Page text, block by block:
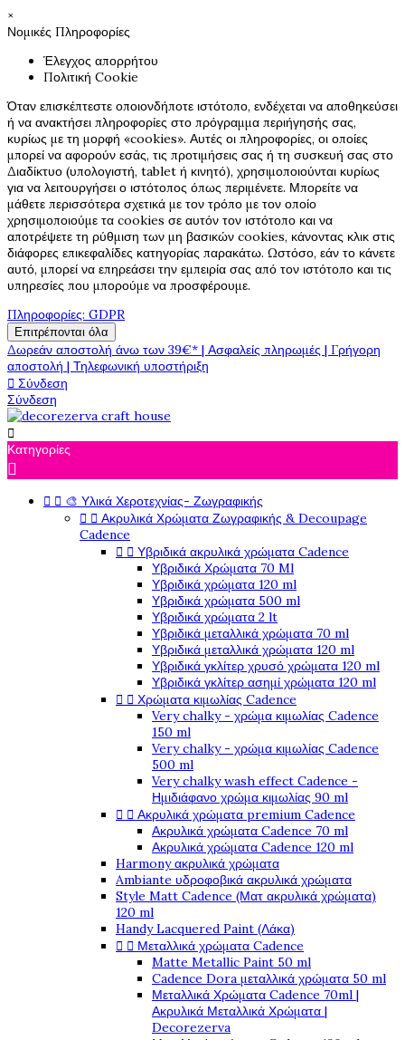
×
Νομικές Πληροφορίες
Έλεγχος απορρήτου
Πολιτική Cookie
Όταν επισκέπτεστε οποιονδήποτε ιστότοπο, ενδέχεται να αποθηκεύσει
ή να ανακτήσει πληροφορίες στο πρόγραμμα περιήγησής σας,
κυρίως με τη μορφή «cookies». Αυτές οι πληροφορίες, οι οποίες
μπορεί να αφορούν εσάς, τις προτιμήσεις σας ή τη συσκευή σας στο
Διαδίκτυο (υπολογιστή, tablet ή κινητό), χρησιμοποιούνται κυρίως
για να λειτουργήσει ο ιστότοπος όπως περιμένετε. Μπορείτε να
μάθετε περισσότερα σχετικά με τον τρόπο με τον οποίο
χρησιμοποιούμε τα cookies σε αυτόν τον ιστότοπο και να
αποτρέψετε τη ρύθμιση των μη βασικών cookies, κάνοντας κλικ στις
διάφορες επικεφαλίδες κατηγορίας παρακάτω. Ωστόσο, εάν το κάνετε
αυτό, μπορεί να επηρεάσει την εμπειρία σας από τον ιστότοπο και τις
υπηρεσίες που μπορούμε να προσφέρουμε.
Πληροφορίες: GDPR
Επιτρέπονται όλα
Δωρεάν αποστολή άνω των 39€* | Ασφαλείς πληρωμές | Γρήγορη
αποστολή | Τηλεφωνική υποστήριξη
 Σύνδεση
Σύνδεση

Κατηγορίες

  🎨 Υλικά Χεροτεχνίας- Ζωγραφικής
  Ακρυλικά Χρώματα Ζωγραφικής & Decoupage
Cadence
  Υβριδικά ακρυλικά χρώματα Cadence
Υβριδικά Χρώματα 70 Ml
Υβριδικά χρώματα 120 ml
Υβριδικά χρώματα 500 ml
Υβριδικά χρώματα 2 lt
Υβριδικά μεταλλικά χρώματα 70 ml
Υβριδικά μεταλλικά χρώματα 120 ml
Υβριδικά γκλίτερ χρυσό χρώματα 120 ml
Υβριδικά γκλίτερ ασημί χρώματα 120 ml
  Χρώματα κιμωλίας Cadence
Very chalky - χρώμα κιμωλίας Cadence
150 ml
Very chalky - χρώμα κιμωλίας Cadence
500 ml
Very chalky wash effect Cadence -
Ημιδιάφανο χρώμα κιμωλίας 90 ml
  Ακρυλικά χρώματα premium Cadence
Ακρυλικά χρώματα Cadence 70 ml
Ακρυλικά χρώματα Cadence 120 ml
Harmony ακρυλικά χρώματα
Ambiante υδροφοβικά ακρυλικά χρώματα
Style Matt Cadence (Ματ ακρυλικά χρώματα)
120 ml
Handy Lacquered Paint (Λάκα)
  Μεταλλικά χρώματα Cadence
Matte Metallic Paint 50 ml
Cadence Dora μεταλλικά χρώματα 50 ml
Μεταλλικά Χρώματα Cadence 70ml |
Ακρυλικά Μεταλλικά Χρώματα |
Decorezerva